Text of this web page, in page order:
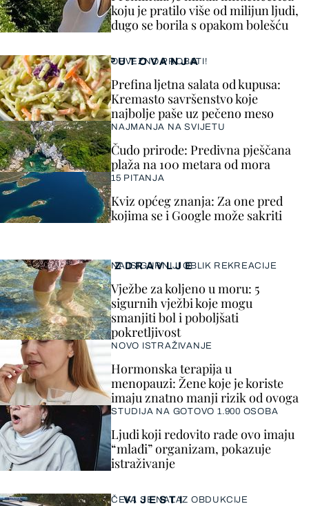
VIJESTI
ČEKA SE NALAZ OBDUKCIJE
koju je pratilo više od milijun ljudi,
dugo se borila s opakom bolešću
ZDRAVLJE
NAJSIGURNIJI OBLIK REKREACIJE
Vježbe za koljeno u moru: 5
sigurnih vježbi koje mogu
smanjiti bol i poboljšati
pokretljivost
NOVO ISTRAŽIVANJE
Hormonska terapija u
menopauzi: Žene koje je koriste
imaju znatno manji rizik od ovoga
STUDIJA NA GOTOVO 1.900 OSOBA
Ljudi koji redovito rade ovo imaju
“mlađi” organizam, pokazuje
istraživanje
PUTOVANJA
OBVEZNO PROBATI!
Prefina ljetna salata od kupusa:
Kremasto savršenstvo koje
najbolje paše uz pečeno meso
NAJMANJA NA SVIJETU
Čudo prirode: Predivna pješčana
plaža na 100 metara od mora
15 PITANJA
Kviz općeg znanja: Za one pred
kojima se i Google može sakriti